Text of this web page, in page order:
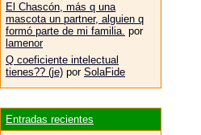
El Chascón, más q una
mascota un partner, alguien q
formó parte de mi familia. por
lamenor
Q coeficiente intelectual
tienes?? (je) por SolaFide
Entradas recientes